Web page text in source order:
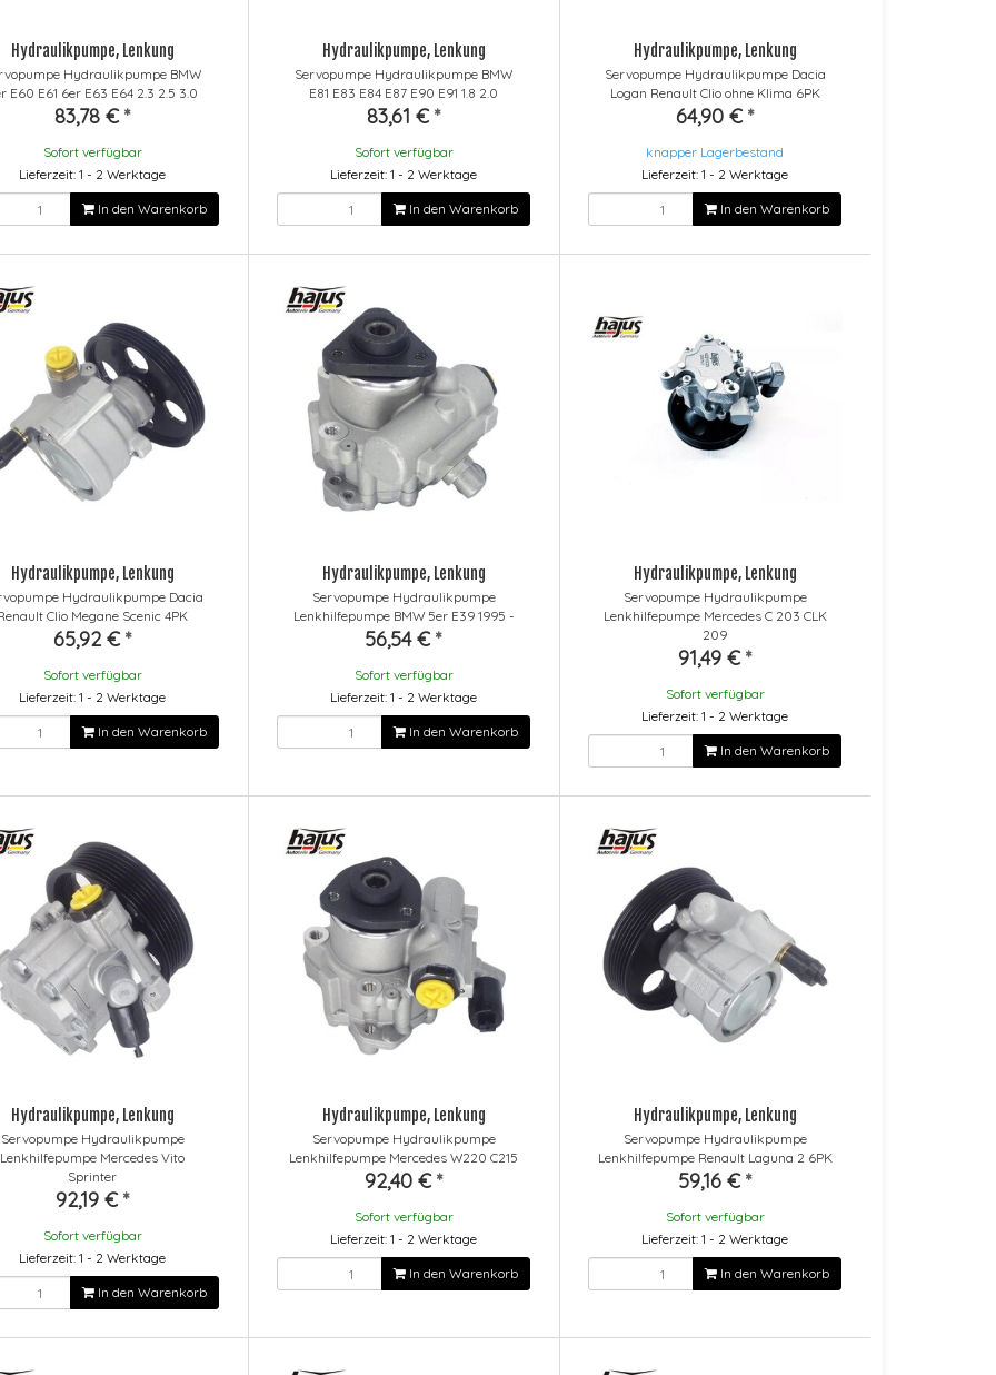
Hydraulikpumpe, Lenkung
Hydraulikpumpe BMW
E60 E61 6er E63 E64 2.3 2.5 3.0
83,78 € *
Sofort verfügbar
Lieferzeit: 1 - 2 Werktage
In den Warenkorb
Hydraulikpumpe, Lenkung
Servopumpe Hydraulikpumpe BMW
E81 E83 E84 E87 E90 E91 1.8 2.0
83,61 € *
Sofort verfügbar
Lieferzeit: 1 - 2 Werktage
In den Warenkorb
Hydraulikpumpe, Lenkung
Servopumpe Hydraulikpumpe Dacia
Logan Renault Clio ohne Klima 6PK
64,90 € *
knapper Lagerbestand
Lieferzeit: 1 - 2 Werktage
In den Warenkorb
Hydraulikpumpe, Lenkung
Hydraulikpumpe Dacia
Clio Megane Scenic 4PK
65,92 € *
Sofort verfügbar
Lieferzeit: 1 - 2 Werktage
In den Warenkorb
Hydraulikpumpe, Lenkung
Servopumpe Hydraulikpumpe
Lenkhilfepumpe BMW 5er E39 1995 -
56,54 € *
Sofort verfügbar
Lieferzeit: 1 - 2 Werktage
In den Warenkorb
Hydraulikpumpe, Lenkung
Servopumpe Hydraulikpumpe
Lenkhilfepumpe Mercedes C 203 CLK
209
91,49 € *
Sofort verfügbar
Lieferzeit: 1 - 2 Werktage
In den Warenkorb
Hydraulikpumpe, Lenkung
Servopumpe Hydraulikpumpe
Lenkhilfepumpe Mercedes Vito
Sprinter
92,19 € *
Sofort verfügbar
Lieferzeit: 1 - 2 Werktage
In den Warenkorb
Hydraulikpumpe, Lenkung
Servopumpe Hydraulikpumpe
Lenkhilfepumpe Mercedes W220 C215
92,40 € *
Sofort verfügbar
Lieferzeit: 1 - 2 Werktage
In den Warenkorb
Hydraulikpumpe, Lenkung
Servopumpe Hydraulikpumpe
Lenkhilfepumpe Renault Laguna 2 6PK
59,16 € *
Sofort verfügbar
Lieferzeit: 1 - 2 Werktage
In den Warenkorb